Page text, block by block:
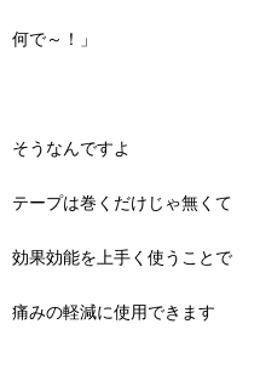
何で～！」
そうなんですよ
テープは巻くだけじゃ無くて
効果効能を上手く使うことで
痛みの軽減に使用できます